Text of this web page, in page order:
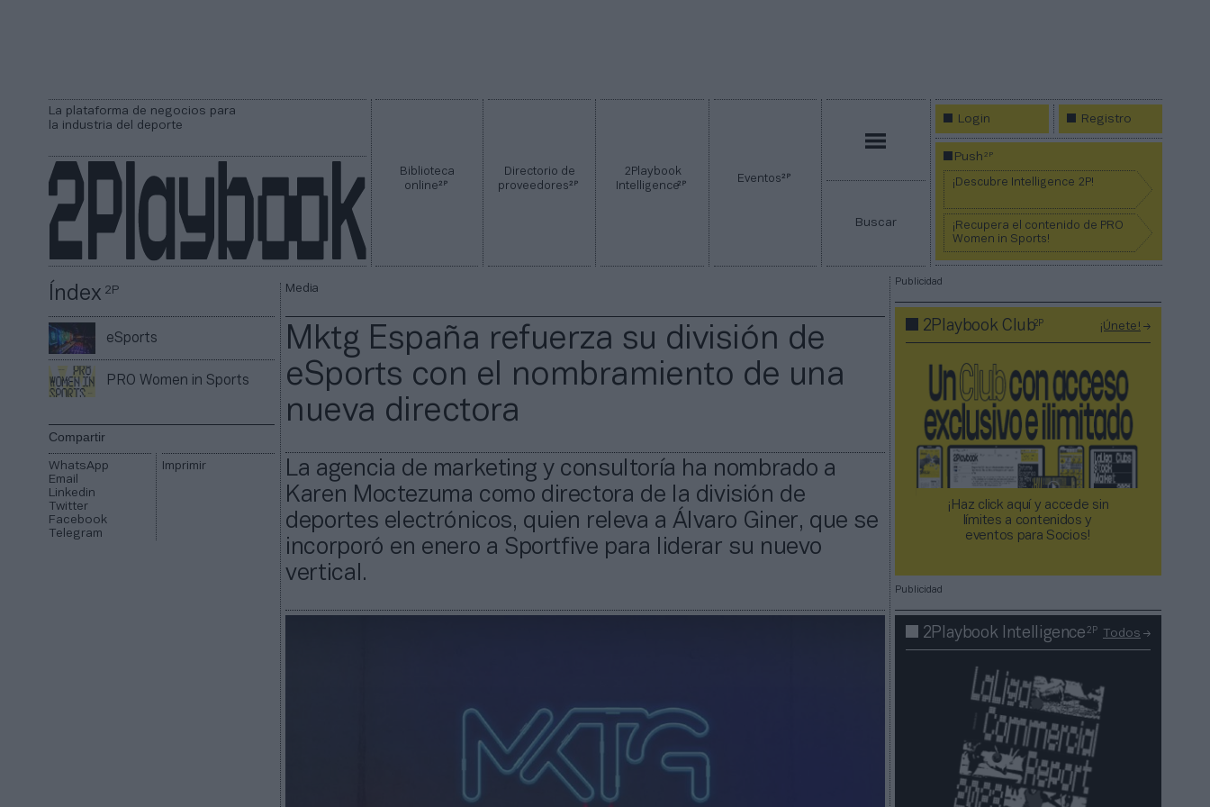
La plataforma de negocios para
la industria del deporte
Biblioteca
online2P
Directorio de
proveedores2P
2Playbook
Intelligence2P Eventos2P
Buscar
Login Registro
Push2P
¡Descubre Intelligence 2P!
¡Recupera el contenido de PRO
Women in Sports!
Índex2P
eSports
PRO Women in Sports
Compartir
WhatsApp
Email
Linkedin
Twitter
Facebook
Telegram
Imprimir
Media
Mktg España refuerza su división de
eSports con el nombramiento de una
nueva directora
La agencia de marketing y consultoría ha nombrado a
Karen Moctezuma como directora de la división de
deportes electrónicos, quien releva a Álvaro Giner, que se
incorporó en enero a Sportfive para liderar su nuevo
vertical.
Publicidad
2Playbook Club2P ¡Únete!
¡Haz click aquí y accede sin
límites a contenidos y
eventos para Socios!​​​​​​​
Publicidad
2Playbook Intelligence2P Todos